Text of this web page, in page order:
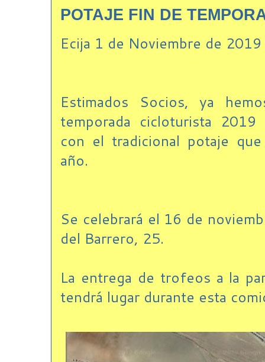
POTAJE FIN DE
Ecija 1 de Noviembre de 2019
Estimados Socios, ya
temporada cicloturista
con el tradicional potaje
año.
Se celebrará el 16 de
del Barrero, 25.
La entrega de trofeos a la
tendrá lugar durante esta